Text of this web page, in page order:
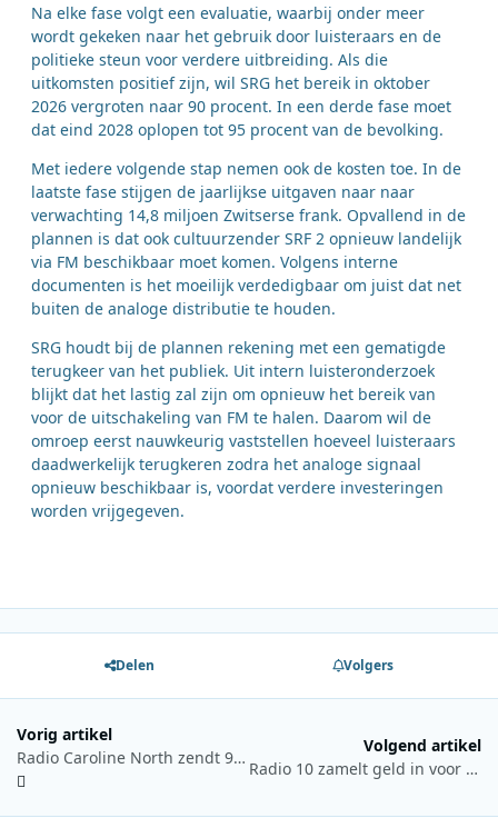
Na elke fase volgt een evaluatie, waarbij onder meer
wordt gekeken naar het gebruik door luisteraars en de
politieke steun voor verdere uitbreiding. Als die
uitkomsten positief zijn, wil SRG het bereik in oktober
2026 vergroten naar 90 procent. In een derde fase moet
dat eind 2028 oplopen tot 95 procent van de bevolking.
Met iedere volgende stap nemen ook de kosten toe. In de
laatste fase stijgen de jaarlijkse uitgaven naar naar
verwachting 14,8 miljoen Zwitserse frank. Opvallend in de
plannen is dat ook cultuurzender SRF 2 opnieuw landelijk
via FM beschikbaar moet komen. Volgens interne
documenten is het moeilijk verdedigbaar om juist dat net
buiten de analoge distributie te houden.
SRG houdt bij de plannen rekening met een gematigde
terugkeer van het publiek. Uit intern luisteronderzoek
blijkt dat het lastig zal zijn om opnieuw het bereik van
voor de uitschakeling van FM te halen. Daarom wil de
omroep eerst nauwkeurig vaststellen hoeveel luisteraars
daadwerkelijk terugkeren zodra het analoge signaal
opnieuw beschikbaar is, voordat verdere investeringen
worden vrijgegeven.
Delen Volgers
Vorig artikel
Radio Caroline North zendt 9 en 10 mei live uit vanaf Ross Revenge
Volgend artikel
Radio 10 zamelt geld in voor Alpe d’HuZes met speciale veiling